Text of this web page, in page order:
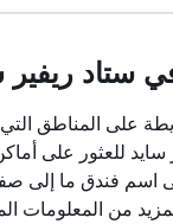
ستاد ريفير
على المناطق
للعثور على أماكن
اسم فندق ما إلى
من المعلومات